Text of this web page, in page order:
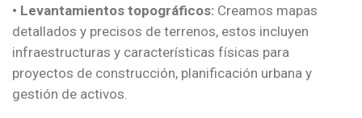
• Levantamientos topográficos: Creamos mapas
detallados y precisos de terrenos, estos incluyen
infraestructuras y características físicas para
proyectos de construcción, planificación urbana y
gestión de activos.